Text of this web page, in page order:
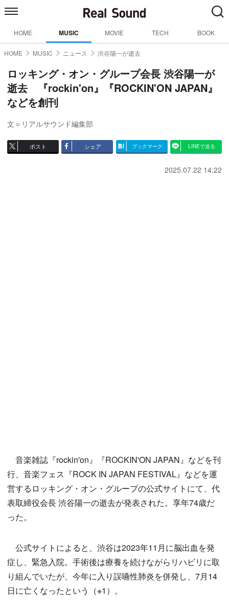
HOME MUSIC MOVIE TECH BOOK
HOME MUSIC ニュース 渋谷陽一が逝去
ロッキング・オン・グループ会長 渋谷陽一が
逝去 『rockin'on』『ROCKIN'ON JAPAN』
などを創刊
文＝リアルサウンド編集部
ポスト シェア ブックマーク LINEで送る
2025.07.22 14:22
音楽雑誌『rockin'on』『ROCKIN'ON JAPAN』などを刊
行、音楽フェス『ROCK IN JAPAN FESTIVAL』などを運
営するロッキング・オン・グループの公式サイトにて、代
表取締役会長 渋谷陽一の逝去が発表された。享年74歳だ
った。
公式サイトによると、渋谷は2023年11月に脳出血を発
症し、緊急入院。手術後は療養を続けながらリハビリに取
り組んでいたが、今年に入り誤嚥性肺炎を併発し、7月14
日に亡くなったという（※1）。